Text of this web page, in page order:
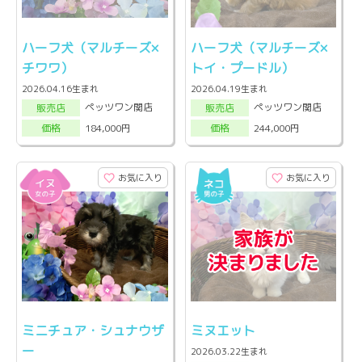
ハーフ犬（マルチーズ×
チワワ）
2026.04.16生まれ
販売店
ペッツワン関店
価格
184,000円
ハーフ犬（マルチーズ×
トイ・プードル）
2026.04.19生まれ
販売店
ペッツワン関店
価格
244,000円
お気に入り
ミニチュア・シュナウザ
ー
お気に入り
ミヌエット
2026.03.22生まれ